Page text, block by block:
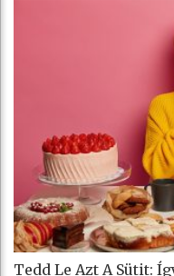
Tedd Le Azt A Sütit: